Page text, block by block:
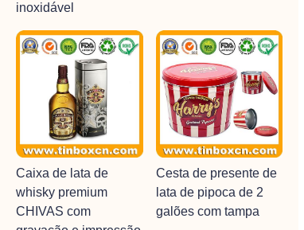
inoxidável
Caixa de lata de
whisky premium
CHIVAS com
Cesta de presente de
lata de pipoca de 2
galões com tampa